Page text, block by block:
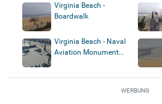
Virginia Beach -
Boardwalk
Virginia Beach - Naval
Aviation Monument...
WERBUNG